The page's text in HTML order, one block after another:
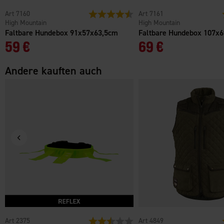
Faltbare Hundebox 91x57x63,5cm
High Mountain
7160
59 €
Bewertung: 4.3 von 5 Sternen
Faltbare Hundebox
High Mountain
7161
69 €
Andere kauften auch
2375 Bewertung: 2.5 von 5 Sternen
4849